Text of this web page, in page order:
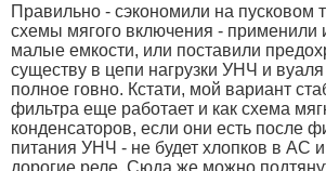
Правильно - сэкономили на пусковом
схемы мягого включения - применили
малые емкости, или поставили
существу в цепи нагрузки УНЧ и
полное говно. Кстати, мой вариант
фильтра еще работает и как схема
конденсаторов, если они есть после
питания УНЧ - не будет хлопков в АС
дорогие реле. Сюда же можно